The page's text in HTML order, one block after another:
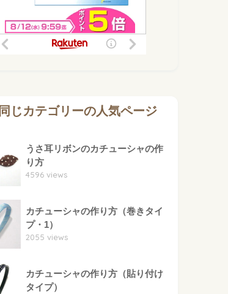
同じカテゴリーの人気ページ
うさ耳リボンのカチューシャの作
り方
4596 views
カチューシャの作り方（巻きタイ
プ・1）
2055 views
カチューシャの作り方（貼り付け
タイプ）